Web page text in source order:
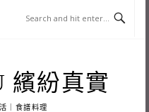
繽紛真實
｜食譜料理